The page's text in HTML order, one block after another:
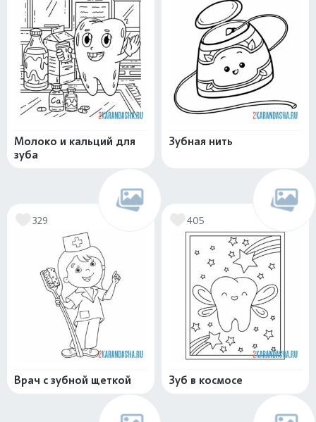
Молоко и кальций для
зуба
Зубная нить
329
Врач с зубной щеткой
405
Зуб в космосе